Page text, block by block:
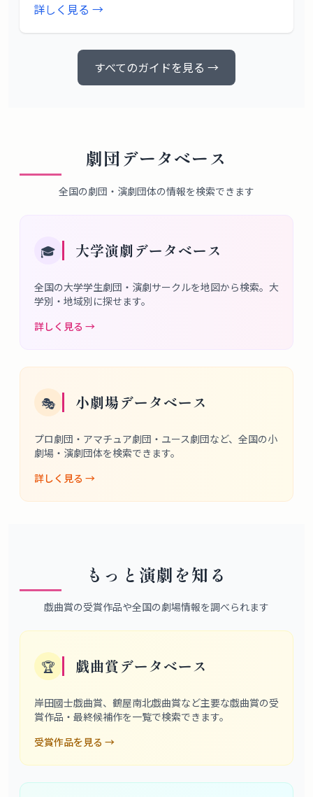
詳しく見る →
すべてのガイドを見る →
劇団データベース
全国の劇団・演劇団体の情報を検索できます
🎓 大学演劇データベース
全国の大学学生劇団・演劇サークルを地図から検索。大
学別・地域別に探せます。
詳しく見る →
🎭 小劇場データベース
プロ劇団・アマチュア劇団・ユース劇団など、全国の小
劇場・演劇団体を検索できます。
詳しく見る →
もっと演劇を知る
戯曲賞の受賞作品や全国の劇場情報を調べられます
🏆 戯曲賞データベース
岸田國士戯曲賞、鶴屋南北戯曲賞など主要な戯曲賞の受
賞作品・最終候補作を一覧で検索できます。
受賞作品を見る →